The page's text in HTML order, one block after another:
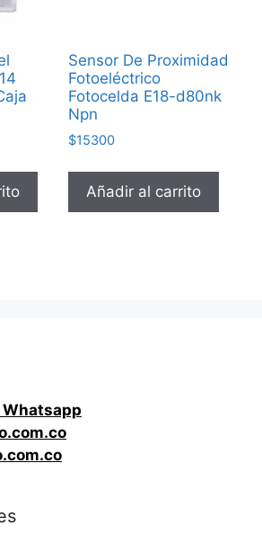
Sensor De Proximidad
Fotoeléctrico
Fotocelda E18-d80nk
Npn
$15300
Añadir al carrito